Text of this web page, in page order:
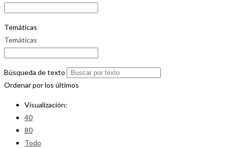
Temáticas
Temáticas
Búsqueda de texto
Ordenar por los últimos
Visualización:
40
80
Todo